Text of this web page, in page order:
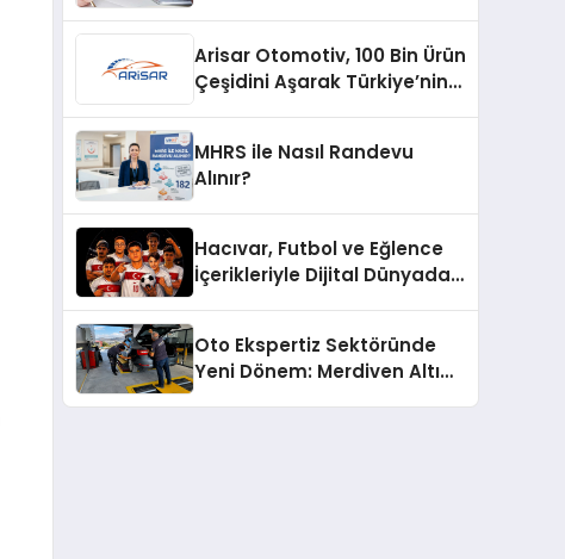
Arisar Otomotiv, 100 Bin Ürün
Çeşidini Aşarak Türkiye’nin
Platformlarından Biri Oldu
MHRS ile Nasıl Randevu
Alınır?
Hacıvar, Futbol ve Eğlence
İçerikleriyle Dijital Dünyada
Oto Ekspertiz Sektöründe
Yeni Dönem: Merdiven Altı